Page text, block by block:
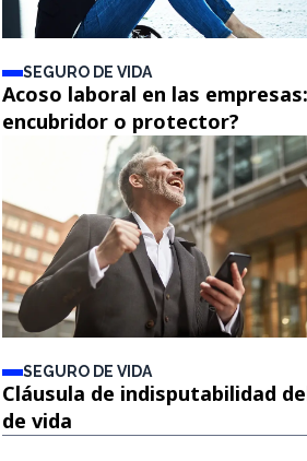
SEGURO DE VIDA
Acoso laboral en las empresas:
encubridor o protector?
SEGURO DE VIDA
Cláusula de indisputabilidad
de vida